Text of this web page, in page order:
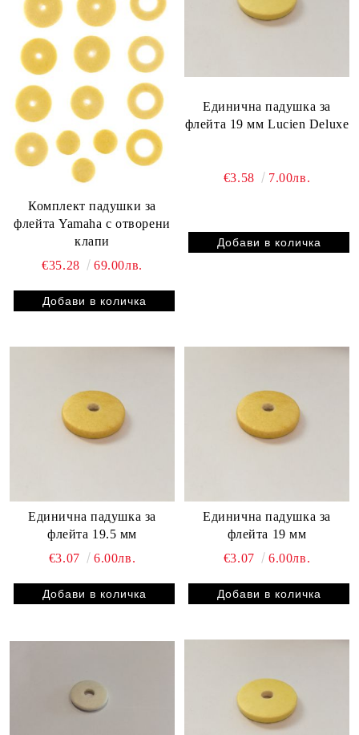
Комплект падушки за
флейта Yamaha с отворени
клапи
€35.28
69.00лв.
Единична падушка за
флейта 19 мм Lucien Deluxe
€3.58 7.00лв.
Единична падушка за
флейта 19.5 мм
€3.07
6.00лв.
Единична падушка за
флейта 19 мм
€3.07
6.00лв.